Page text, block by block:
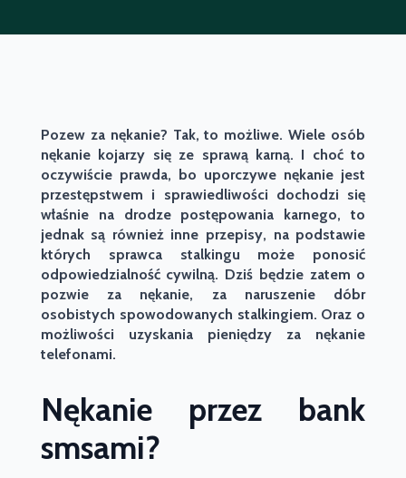
Pozew za nękanie? Tak, to możliwe. Wiele osób
nękanie kojarzy się ze sprawą karną. I choć to
oczywiście prawda, bo uporczywe nękanie jest
przestępstwem i sprawiedliwości dochodzi się
właśnie na drodze postępowania karnego, to
jednak są również inne przepisy, na podstawie
których sprawca stalkingu może ponosić
odpowiedzialność cywilną. Dziś będzie zatem o
pozwie za nękanie, za naruszenie dóbr
osobistych spowodowanych stalkingiem. Oraz o
możliwości uzyskania pieniędzy za nękanie
telefonami.
Nękanie przez bank
smsami?